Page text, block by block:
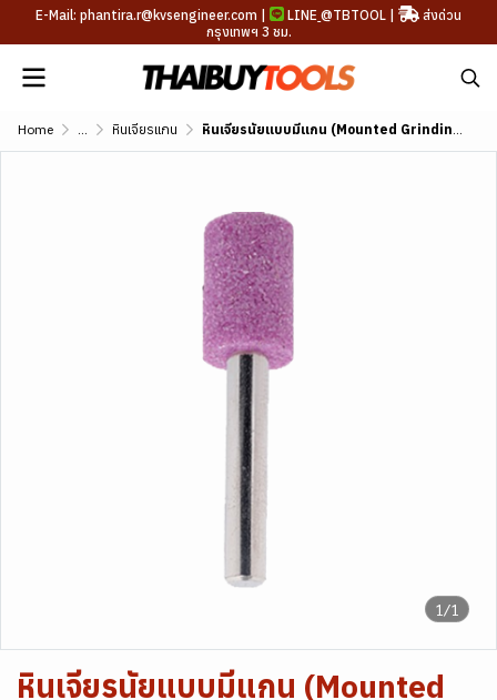
E-Mail: phantira.r@kvsengineer.com | LINE @TBTOOL |
ส่งด่วน
กรุงเทพฯ 3 ชม.
Home ... หินเจียรแกน หินเจียรนัยแบบมีแกน (Mounted Grinding Stone)
1/1
หินเจียรนัยแบบมีแกน (Mounted